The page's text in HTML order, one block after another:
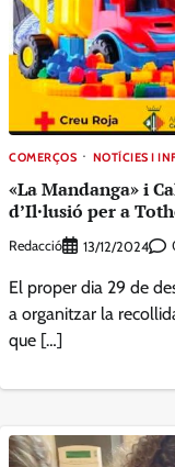
COMERÇOS NOTÍCIES I
«La Mandanga» i
d’Il·lusió per a
Redacció 13/12/2024
El proper dia 29 de
a organitzar la
que […]